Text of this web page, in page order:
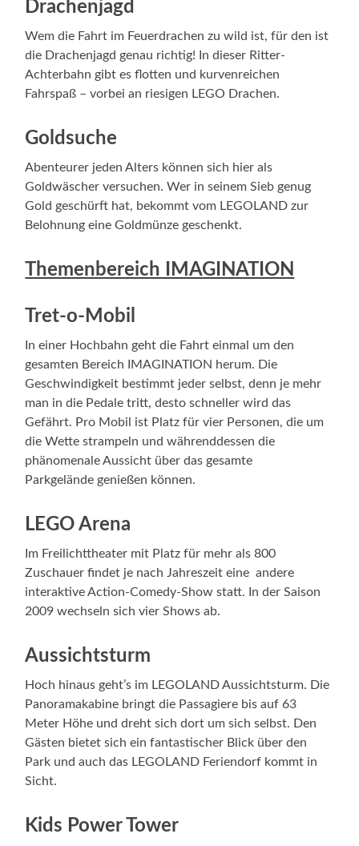
Drachenjagd
Wem die Fahrt im Feuerdrachen zu wild ist, für den ist
die Drachenjagd genau richtig! In dieser Ritter-
Achterbahn gibt es flotten und kurvenreichen
Fahrspaß – vorbei an riesigen LEGO Drachen.
Goldsuche
Abenteurer jeden Alters können sich hier als
Goldwäscher versuchen. Wer in seinem Sieb genug
Gold geschürft hat, bekommt vom LEGOLAND zur
Belohnung eine Goldmünze geschenkt.
Themenbereich IMAGINATION
Tret-o-Mobil
In einer Hochbahn geht die Fahrt einmal um den
gesamten Bereich IMAGINATION herum. Die
Geschwindigkeit bestimmt jeder selbst, denn je mehr
man in die Pedale tritt, desto schneller wird das
Gefährt. Pro Mobil ist Platz für vier Personen, die um
die Wette strampeln und währenddessen die
phänomenale Aussicht über das gesamte
Parkgelände genießen können.
LEGO Arena
Im Freilichttheater mit Platz für mehr als 800
Zuschauer findet je nach Jahreszeit eine andere
interaktive Action-Comedy-Show statt. In der Saison
2009 wechseln sich vier Shows ab.
Aussichtsturm
Hoch hinaus geht’s im LEGOLAND Aussichtsturm. Die
Panoramakabine bringt die Passagiere bis auf 63
Meter Höhe und dreht sich dort um sich selbst. Den
Gästen bietet sich ein fantastischer Blick über den
Park und auch das LEGOLAND Feriendorf kommt in
Sicht.
Kids Power Tower